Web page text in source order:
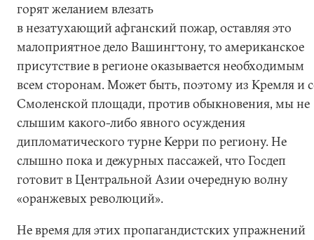
горят желанием влезать
в незатухающий афганский пожар, оставляя это
малоприятное дело Вашингтону, то американское
присутствие в регионе оказывается необходимым
всем сторонам. Может быть, поэтому из Кремля и
Смоленской площади, против обыкновения, мы не
слышим какого-либо явного осуждения
дипломатического турне Керри по региону. Не
слышно пока и дежурных пассажей, что Госдеп
готовит в Центральной Азии очередную волну
«оранжевых революций».
Не время для этих пропагандистских упражнений